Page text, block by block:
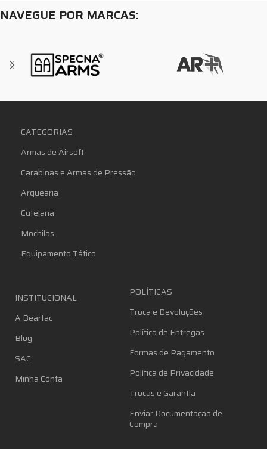
NAVEGUE POR MARCAS:
CATEGORIAS
Armas de Airsoft
Carabinas e Armas de Pressão
Arquearia
Cutelaria
Mochilas
Equipamento Tático
INSTITUCIONAL
A Beartac
Blog
SAC
Minha Conta
POLÍTICAS
Troca e Devoluções
Política de Entregas
Formas de Pagamento
Política de Privacidade
Trocas e Garantia
Enviar Documentação de
Compra